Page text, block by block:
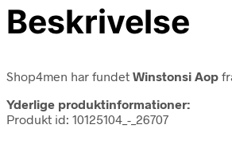
Beskrivelse
Shop4men har fundet Winstonsi Aop
Yderlige produktinformationer:
Produkt id: 10125104_-_26707